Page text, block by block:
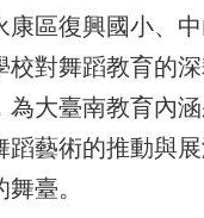
康區復興國小、
校對舞蹈教育的
為大臺南教育內
蹈藝術的推動與
臺。